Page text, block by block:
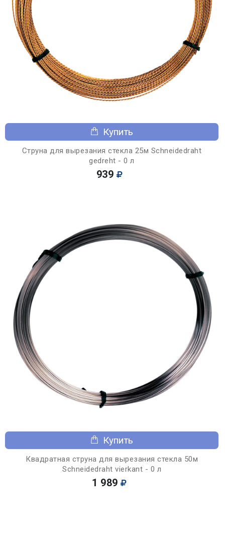
Купить
Струна для вырезания стекла 25м Schneidedraht
gedreht - 0 л
939
Купить
Квадратная струна для вырезания стекла 50м
Schneidedraht vierkant - 0 л
1 989